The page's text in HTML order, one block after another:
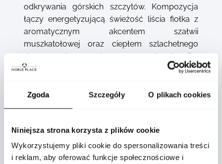
Zgoda Szczegóły O plikach cookies
Niniejsza strona korzysta z plików cookie
Wykorzystujemy pliki cookie do spersonalizowania treści
i reklam, aby oferować funkcje społecznościowe i
odkrywania górskich szczytów. Kompozycja
łączy energetyzującą świeżość liścia fiołka z
aromatycznym akcentem szałwii
muszkatołowej oraz ciepłem szlachetnego
drzewa cedrowego, tworząc zapach pełen siły,
charakteru i elegancji.
ALCOHOL DENAT. (SD ALCOHOL 39-C),
ETHYLHEXYL METHOXYCINNAMATE, BUTYL
METHOXYDIBENZOYLMETHANE,
ETHYLHEXYL SALICYLATE, BHT, CITRAL,